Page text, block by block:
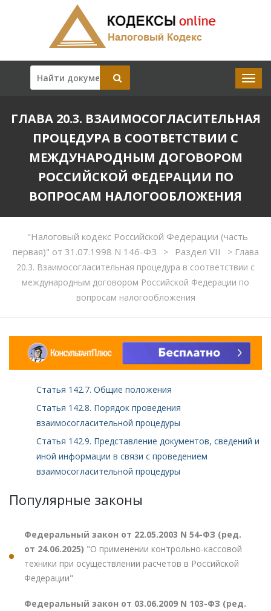
ГЛАВА 20.3. ВЗАИМОСОГЛАСИТЕЛЬНАЯ
ПРОЦЕДУРА В СООТВЕТСТВИИ С
МЕЖДУНАРОДНЫМ ДОГОВОРОМ
РОССИЙСКОЙ ФЕДЕРАЦИИ ПО
ВОПРОСАМ НАЛОГООБЛОЖЕНИЯ
"Налоговый кодекс Российской Федерации (часть
первая)" от 31.07.1998 N 146-ФЗ
> Раздел VII >Глава
20.3. Взаимосогласительная процедура в соответствии с
международным договором Российской Федерации по
вопросам налогообложения
Статья 142.7. Общие положения
Статья 142.8. Порядок проведения
взаимосогласительной процедуры
Статья 142.9. Представление документов, сведений и
иной информации в связи с проведением
взаимосогласительной процедуры
Популярные законы
Федеральный закон от 22.05.2003 N 54-ФЗ (ред.
от 24.06.2025) "О применении контрольно-кассовой
техники при осуществлении расчетов в Российской
Федерации"
Федеральный закон от 03.06.2009 N 103-ФЗ (ред.